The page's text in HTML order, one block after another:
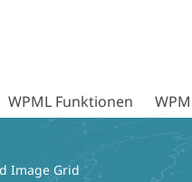
WPML Funktionen
Image Grid